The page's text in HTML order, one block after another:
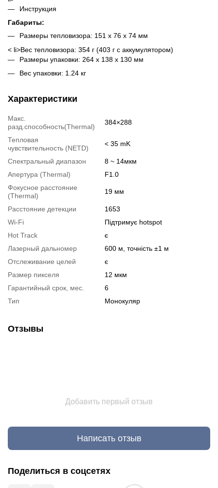
Инструкция
Габариты:
Размеры тепловизора: 151 x 76 x 74 мм
< li>Вес тепловизора: 354 г (403 г с аккумулятором)
Размеры упаковки: 264 x 138 x 130 мм
Вес упаковки: 1.24 кг
Характеристики
Макс.
разд.способность(Thermal)
384×288
Тепловая
чувствительность (NETD)
< 35 mK
Спектральный диапазон
8 ~ 14мкм
Апертура (Thermal)
F1.0
Фокусное расстояние
(Thermal)
19 мм
Расстояние детекции
1653
Wi-Fi
Підтримує hotspot
Hot Track
є
Лазерный дальномер
600 м, точність ±1 м
Отслеживание целей
є
Размер пикселя
12 мкм
Гарантийный срок, мес.
6
Тип
Монокуляр
Отзывы
Добавить первый отзыв
Написать отзыв
Поделиться в соцсетях